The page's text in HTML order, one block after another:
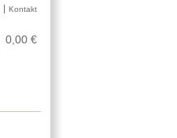
Kontakt
0,00 €